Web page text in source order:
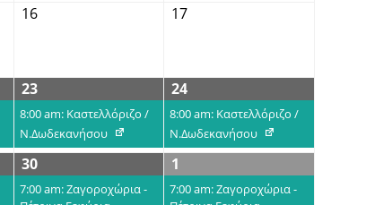
16 17
23
8:00 am: Καστελλόριζο /
Ν.Δωδεκανήσου
24
8:00 am: Καστελλόριζο /
Ν.Δωδεκανήσου
30
7:00 am: Ζαγοροχώρια -
1
7:00 am: Ζαγοροχώρια -